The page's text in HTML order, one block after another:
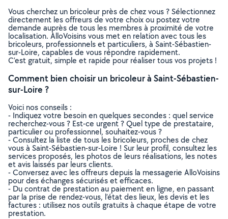
Vous cherchez un bricoleur près de chez vous ? Sélectionnez
directement les offreurs de votre choix ou postez votre
demande auprès de tous les membres à proximité de votre
localisation. AlloVoisins vous met en relation avec tous les
bricoleurs, professionnels et particuliers, à Saint-Sébastien-
sur-Loire, capables de vous répondre rapidement.
C’est gratuit, simple et rapide pour réaliser tous vos projets !
Comment bien choisir un bricoleur à Saint-Sébastien-
sur-Loire ?
Voici nos conseils :
- Indiquez votre besoin en quelques secondes : quel service
recherchez-vous ? Est-ce urgent ? Quel type de prestataire,
particulier ou professionnel, souhaitez-vous ?
- Consultez la liste de tous les bricoleurs, proches de chez
vous à Saint-Sébastien-sur-Loire ! Sur leur profil, consultez les
services proposés, les photos de leurs réalisations, les notes
et avis laissés par leurs clients.
- Conversez avec les offreurs depuis la messagerie AlloVoisins
pour des échanges sécurisés et efficaces.
- Du contrat de prestation au paiement en ligne, en passant
par la prise de rendez-vous, l’état des lieux, les devis et les
factures : utilisez nos outils gratuits à chaque étape de votre
prestation.